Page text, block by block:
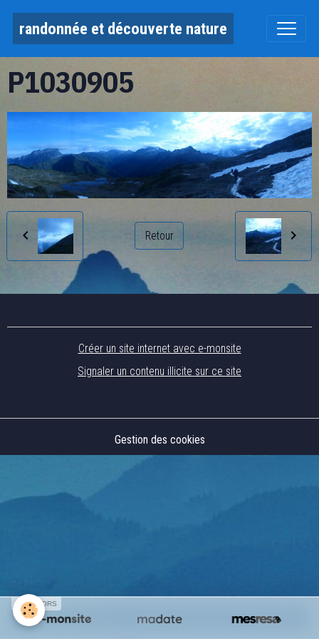
randonnée et découverte nature
P1030905
Retour
Créer un site internet avec e-monsite
Signaler un contenu illicite sur ce site
Gestion des cookies
SPONSORS